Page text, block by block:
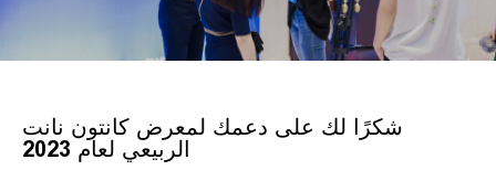
مكونات الرافعة
أخبار
شكرًا لك على دعمك لمعرض كانتون نانت
الربيعي لعام 2023